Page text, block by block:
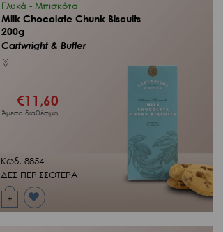
Προσθήκη
+
Κωδ. 8854
ΔΕΣ ΠΕΡΙΣΣΟΤΕΡΑ
Γλυκά - Μπισκότα
Milk Chocolate Chunk Biscuits
200g
Cartwright & Butler
€11,60
Άμεσα διαθέσιμο